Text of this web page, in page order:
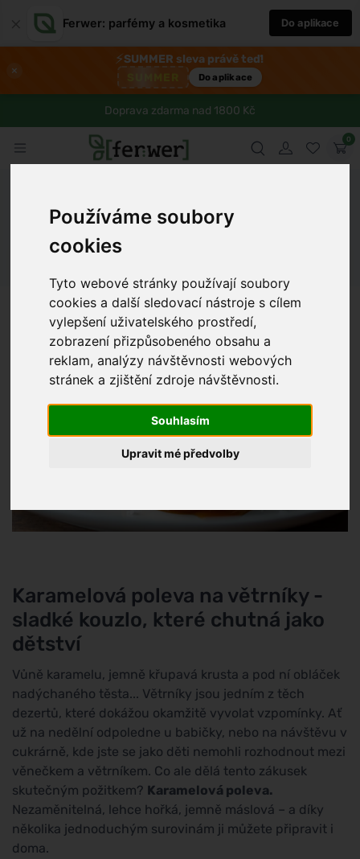
Používáme soubory
cookies
Tyto webové stránky používají soubory
cookies a další sledovací nástroje s cílem
vylepšení uživatelského prostředí,
zobrazení přizpůsobeného obsahu a
reklam, analýzy návštěvnosti webových
stránek a zjištění zdroje návštěvnosti.
Souhlasím
Upravit mé předvolby
Ferwer: parfémy a kosmetika Do aplikace
×
⚡SUMMER sleva právě teď!
Do aplikace
Doprava zdarma nad 1800 Kč
0
polevu na větrníky doma
Anna Procházková 8 min 23.6.2025
Karamelová poleva na větrníky -
sladké kouzlo, které chutná jako
dětství
Vůně karamelu, jemně křupavá krusta a pod ní obláček
nadýchaného těsta... Větrníky jsou jedním z těch
dezertů, které dokážou okamžitě vyvolat vzpomínky. Ať
už na nedělní odpoledne u babičky, nebo na návštěvu v
cukrárně, kde jste se jako děti nemohli rozhodnout mezi
věnečkem a větrníkem. Co ale dělá tento zákusek
skutečným požitkem? Karamelová poleva.
Nezaměnitelná, lehce hořká, jemně máslová – a díky
několika jednoduchým surovinám ji můžete připravit i
doma.